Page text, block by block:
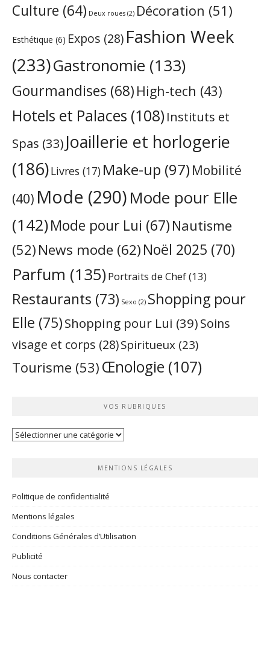
Culture (64) Deux roues (2) Décoration (51)
Esthétique (6) Expos (28) Fashion Week
(233)Gastronomie (133)
Gourmandises (68) High-tech (43)
Hotels et Palaces (108) Instituts et
Spas (33) Joaillerie et horlogerie
(186)Livres (17) Make-up (97) Mobilité
(40) Mode (290)Mode pour Elle
(142)Mode pour Lui (67) Nautisme
(52) News mode (62)Noël 2025 (70)
Parfum (135)Portraits de Chef(13)
Restaurants (73) Sexo (2) Shopping pour
Elle (75)Shopping pour Lui (39)Soins
visage et corps (28)Spiritueux (23)
Tourisme (53) Œnologie (107)
VOS RUBRIQUES
Vos
MENTIONS LÉGALES
Politique de confidentialité
Mentions légales
Conditions Générales d’Utilisation
Publicité
Nous contacter